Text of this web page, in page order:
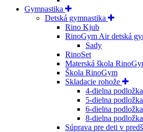
Gymnastika
Detská gymnastika
Rino Kjub
RinoGym Air detská
Sady
RinoSet
Materská škola
Škola RinoGym
Skladacie rohože
4-dielna podložka
5-dielna podložka
6-dielna podložka
8-dielna podložka
Súprava pre deti v